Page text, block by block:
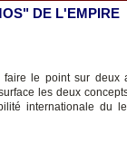
DE L'EMPIRE
le point sur deux
les deux
internationale du